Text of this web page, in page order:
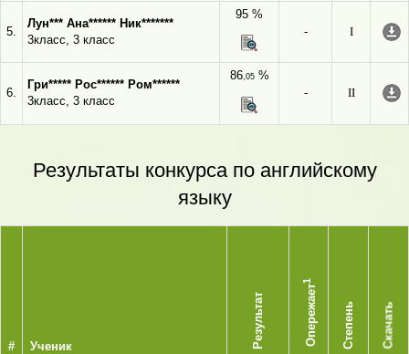
5.
Лун*** Ана****** Ник*******
3класс, 3 класс
95 %
-
I
6.
Гри***** Рос****** Ром******
3класс, 3 класс
86,05%
-
II
Результаты конкурса по английскому
языку
# Ученик Результат Опережает
1
Степень Скачать